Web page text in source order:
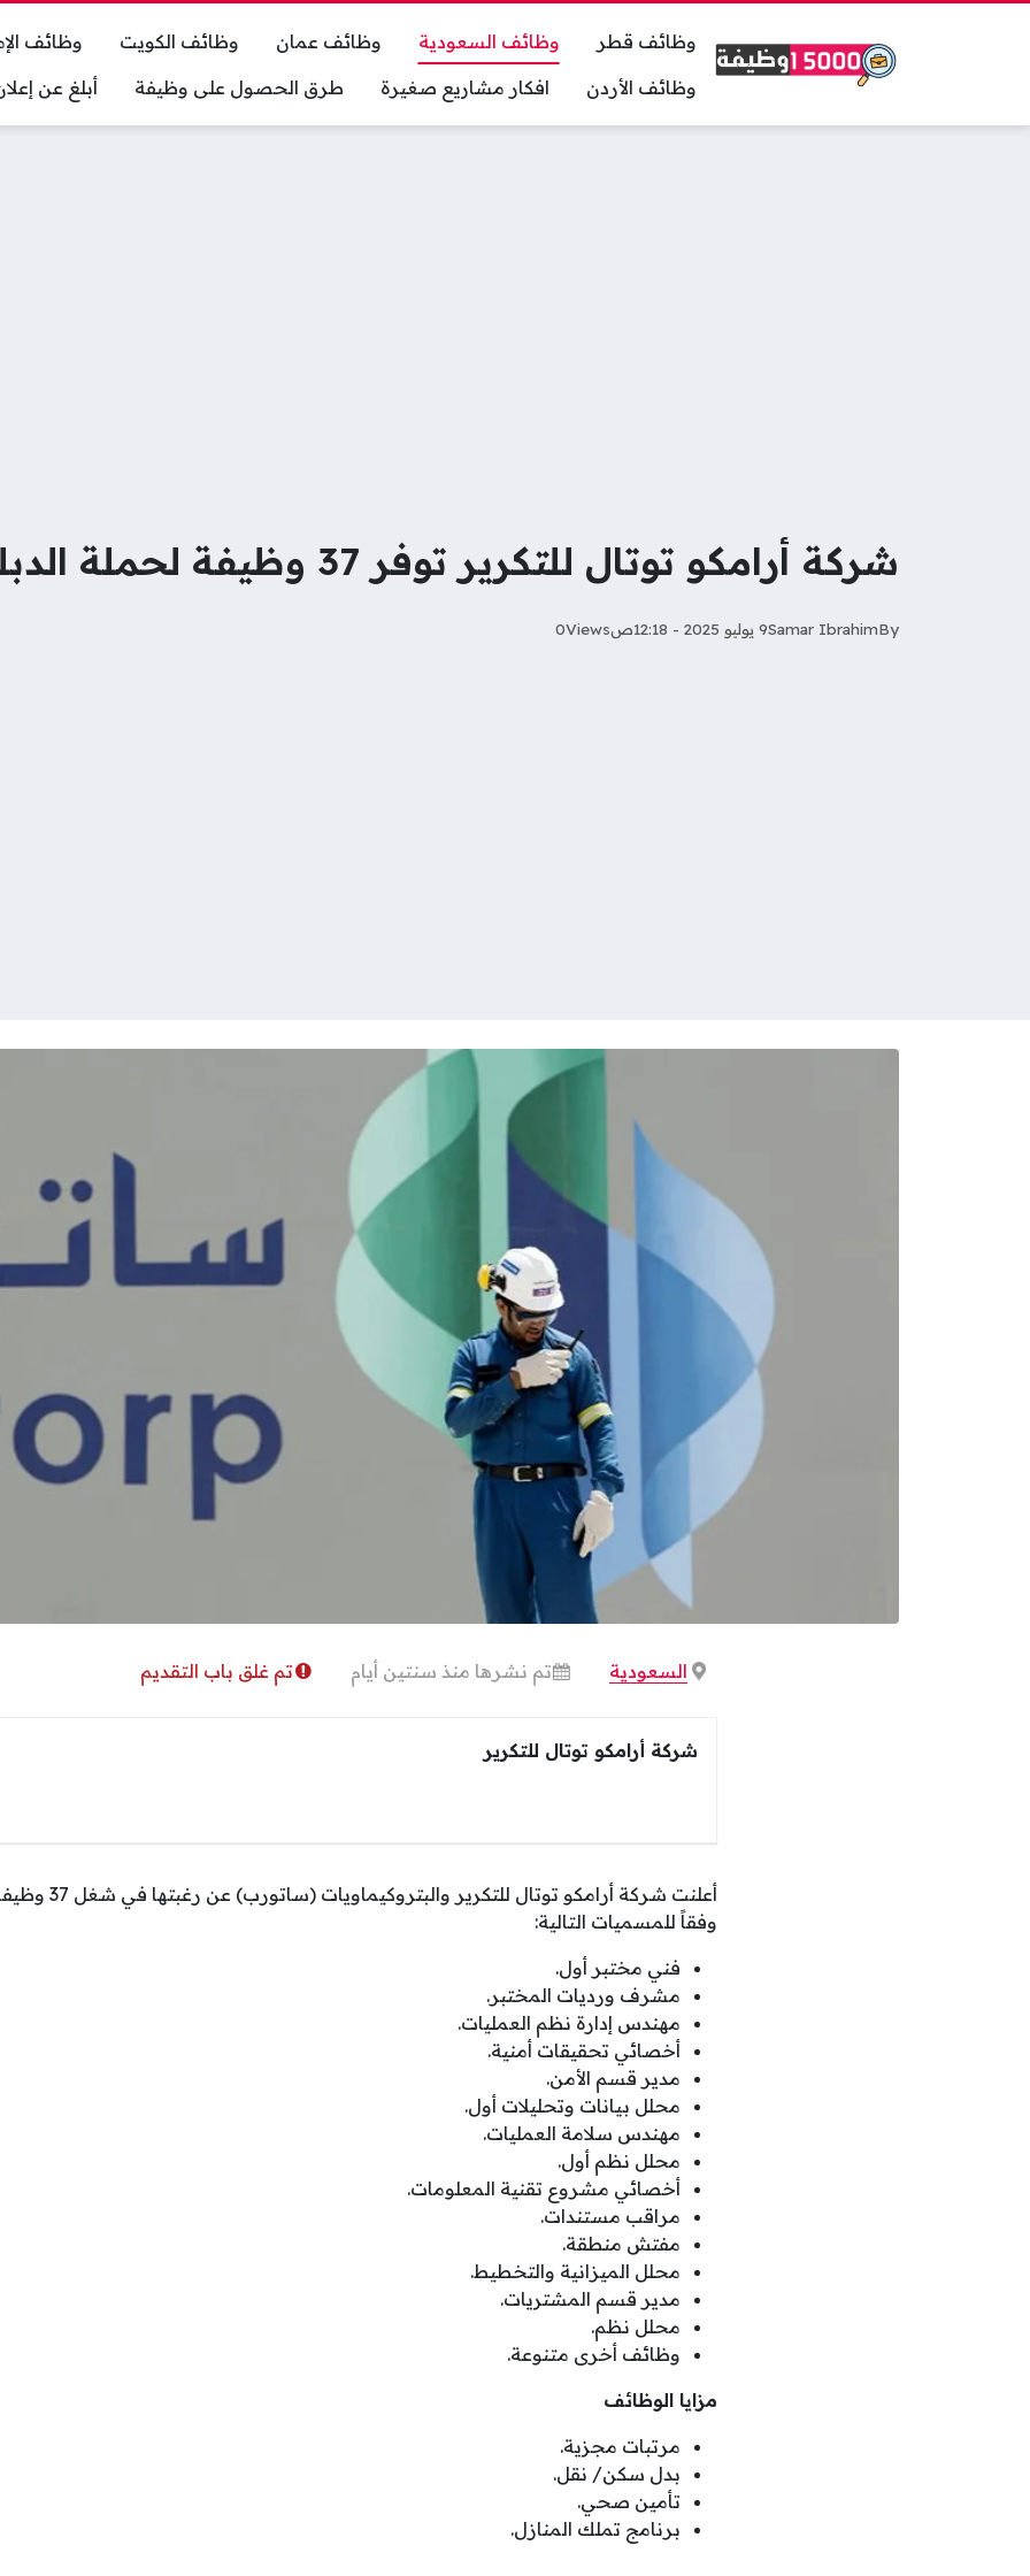
وظائف قطر وظائف السعودية وظائف عمان وظائف الكويت
وظائف
وظائف الأردن
افكار مشاريع صغيرة طرق الحصول على وظيفة أبلغ عن
شركة أرامكو توتال للتكرير توفر 37 وظيفة لحملة الدبلوم
By
Samar Ibrahim9 يوليو 2025 - 12:18ص Views
0
السعودية تم نشرها منذ سنتين أيام تم غلق باب التقديم
شركة أرامكو توتال للتكرير
أعلنت شركة
وفقاً للمسميات التالية:
فني مختبر أول.
مشرف ورديات المختبر.
مهندس إدارة نظم العمليات.
أخصائي تحقيقات أمنية.
مدير قسم الأمن.
محلل بيانات وتحليلات أول.
مهندس سلامة العمليات.
محلل نظم أول.
أخصائي مشروع تقنية المعلومات.
مراقب مستندات.
مفتش منطقة.
محلل الميزانية والتخطيط.
مدير قسم المشتريات.
محلل نظم.
وظائف أخرى متنوعة.
مزايا الوظائف
مرتبات مجزية.
بدل سكن/ نقل.
تأمين صحي.
برنامج تملك المنازل.